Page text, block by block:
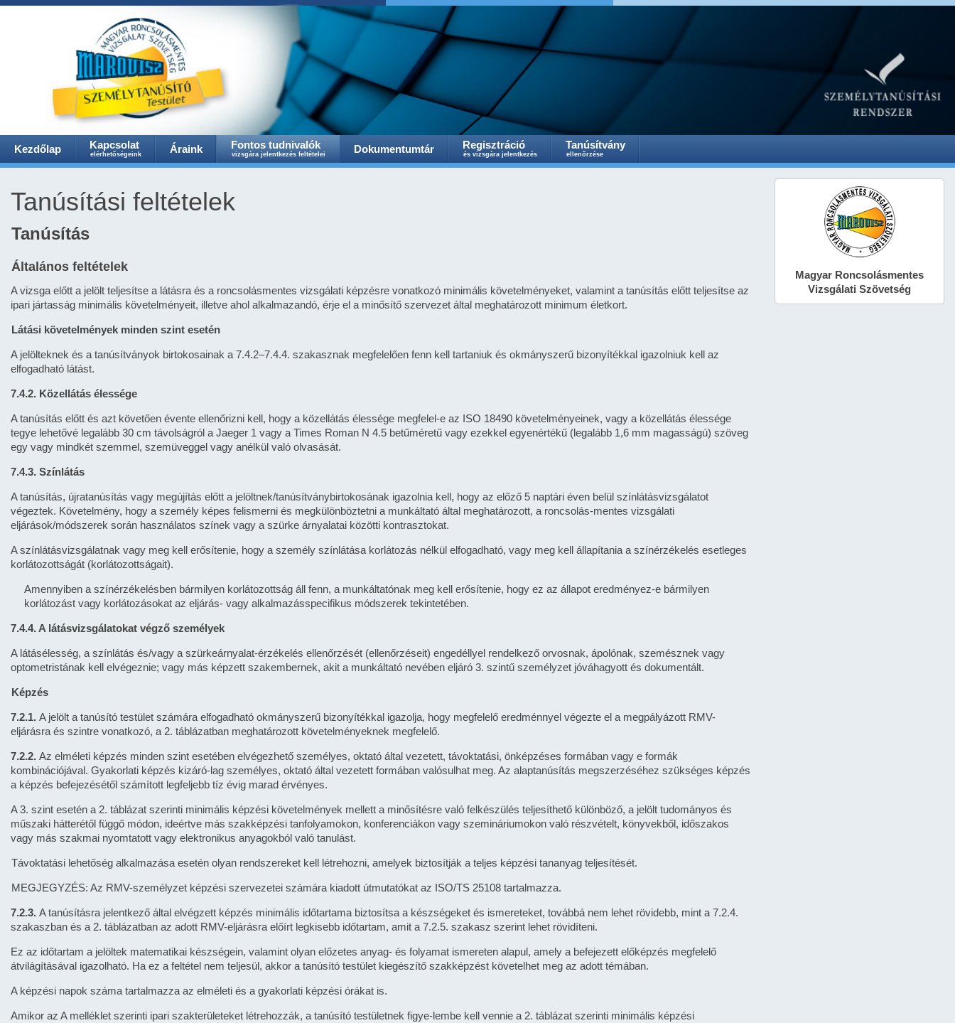
Kezdőlap Kapcsolat
elérhetőségeink Áraink Fontos tudnivalók
vizsgára jelentkezés feltételei Dokumentumtár Regisztráció
és vizsgára jelentkezés
Tanúsítvány
ellenőrzése
Tanúsítási feltételek
Tanúsítás
Általános feltételek
A vizsga előtt a jelölt teljesítse a látásra és a roncsolásmentes vizsgálati képzésre vonatkozó minimális követelményeket, valamint a tanúsítás előtt teljesítse az
ipari jártasság minimális követelményeit, illetve ahol alkalmazandó, érje el a minősítő szervezet által meghatározott minimum életkort.
Látási követelmények minden szint esetén
A jelölteknek és a tanúsítványok birtokosainak a 7.4.2–7.4.4. szakasznak megfelelően fenn kell tartaniuk és okmányszerű bizonyítékkal igazolniuk kell az
elfogadható látást.
7.4.2. Közellátás élessége
A tanúsítás előtt és azt követően évente ellenőrizni kell, hogy a közellátás élessége megfelel-e az ISO 18490 követelményeinek, vagy a közellátás élessége
tegye lehetővé legalább 30 cm távolságról a Jaeger 1 vagy a Times Roman N 4.5 betűméretű vagy ezekkel egyenértékű (legalább 1,6 mm magasságú) szöveg
egy vagy mindkét szemmel, szemüveggel vagy anélkül való olvasását.
7.4.3. Színlátás
A tanúsítás, újratanúsítás vagy megújítás előtt a jelöltnek/tanúsítványbirtokosának igazolnia kell, hogy az előző 5 naptári éven belül színlátásvizsgálatot
végeztek. Követelmény, hogy a személy képes felismerni és megkülönböztetni a munkáltató által meghatározott, a roncsolás-mentes vizsgálati
eljárások/módszerek során használatos színek vagy a szürke árnyalatai közötti kontrasztokat.
A színlátásvizsgálatnak vagy meg kell erősítenie, hogy a személy színlátása korlátozás nélkül elfogadható, vagy meg kell állapítania a színérzékelés esetleges
korlátozottságát (korlátozottságait).
Amennyiben a színérzékelésben bármilyen korlátozottság áll fenn, a munkáltatónak meg kell erősítenie, hogy ez az állapot eredményez-e bármilyen
korlátozást vagy korlátozásokat az eljárás- vagy alkalmazásspecifikus módszerek tekintetében.
7.4.4. A látásvizsgálatokat végző személyek
A látásélesség, a színlátás és/vagy a szürkeárnyalat-érzékelés ellenőrzését (ellenőrzéseit) engedéllyel rendelkező orvosnak, ápolónak, szemésznek vagy
optometristának kell elvégeznie; vagy más képzett szakembernek, akit a munkáltató nevében eljáró 3. szintű személyzet jóváhagyott és dokumentált.
Képzés
7.2.1. A jelölt a tanúsító testület számára elfogadható okmányszerű bizonyítékkal igazolja, hogy megfelelő eredménnyel végezte el a megpályázott RMV-
eljárásra és szintre vonatkozó, a 2. táblázatban meghatározott követelményeknek megfelelő.
7.2.2. Az elméleti képzés minden szint esetében elvégezhető személyes, oktató által vezetett, távoktatási, önképzéses formában vagy e formák
kombinációjával. Gyakorlati képzés kizáró-lag személyes, oktató által vezetett formában valósulhat meg. Az alaptanúsítás megszerzéséhez szükséges képzés
a képzés befejezésétől számított legfeljebb tíz évig marad érvényes.
A 3. szint esetén a 2. táblázat szerinti minimális képzési követelmények mellett a minősítésre való felkészülés teljesíthető különböző, a jelölt tudományos és
műszaki hátterétől függő módon, ideértve más szakképzési tanfolyamokon, konferenciákon vagy szemináriumokon való részvételt, könyvekből, időszakos
vagy más szakmai nyomtatott vagy elektronikus anyagokból való tanulást.
Távoktatási lehetőség alkalmazása esetén olyan rendszereket kell létrehozni, amelyek biztosítják a teljes képzési tananyag teljesítését.
MEGJEGYZÉS: Az RMV-személyzet képzési szervezetei számára kiadott útmutatókat az ISO/TS 25108 tartalmazza.
7.2.3. A tanúsításra jelentkező által elvégzett képzés minimális időtartama biztosítsa a készségeket és ismereteket, továbbá nem lehet rövidebb, mint a 7.2.4.
szakaszban és a 2. táblázatban az adott RMV-eljárásra előírt legkisebb időtartam, amit a 7.2.5. szakasz szerint lehet rövidíteni.
Ez az időtartam a jelöltek matematikai készségein, valamint olyan előzetes anyag- és folyamat ismereten alapul, amely a befejezett előképzés megfelelő
átvilágításával igazolható. Ha ez a feltétel nem teljesül, akkor a tanúsító testület kiegészítő szakképzést követelhet meg az adott témában.
A képzési napok száma tartalmazza az elméleti és a gyakorlati képzési órákat is.
Amikor az A melléklet szerinti ipari szakterületeket létrehozzák, a tanúsító testületnek figye-lembe kell vennie a 2. táblázat szerinti minimális képzési
Magyar Roncsolásmentes
Vizsgálati Szövetség